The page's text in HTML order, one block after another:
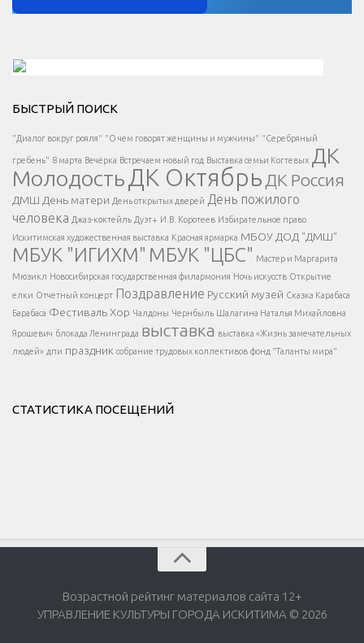
Есть вопрос?
Напишите нам
</span >
Написать
</button >
</div >
</div > </div >
БЫСТРЫЙ ПОИСК
"Диалог вокруг рояля" "О чем говорят женщины и мужчины" "Серебряный
гребень" 8 марта Вечёрка Встречаем новый год Выставка семьи Когтевых ДК
МолодостьДК Октябрь ДК Россия
ДМШ День матери День открытых дверей День пожилого
человека Джаз-коктейль Дуэт+ И.В. Коротеев Избирательное право
Искитимская художественная выставка Красная ярмарка МБОУ ДОД "ДМШ"
МБУК "ИГИХМ" МБУК "ЦБС" Мастер и Маргарита
Мюзикл Новосибирская государственная филармония Ночь искусств Открытие
елки Отчетный концерт Поздравление Русский музей Сказка Карабаса
Барабаса Фестиваль Хор Чалдоны Чернбыль Шалагина Наталья Михайловна
Ярошевич блокада Ленинграда выставка выставка «Жизнь замечательных
людей» дпи праздник собрание трудовых коллективов фонд "Таланты мира"
СТАТИСТИКА ПОСЕЩЕНИЙ
Возрастной рейтинг материалов сайта 12+
УПРАВЛЕНИЕ КУЛЬТУРЫ ГОРОДА ИСКИТИМА © 2026